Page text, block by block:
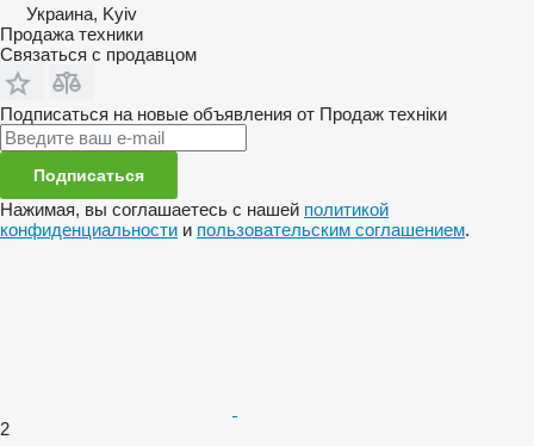
Украина, Kyiv
Продажа техники
Связаться с продавцом
Подписаться на новые объявления от Продаж техніки
Подписаться
Нажимая, вы соглашаетесь с нашей политикой
конфиденциальности и пользовательским соглашением.
2